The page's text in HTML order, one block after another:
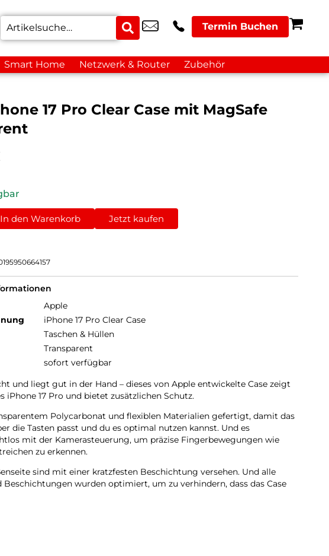
Termin Buchen
Smart Home Netzwerk & Router Zubehör
17 Pro Clear Case mit MagSafe
In den Warenkorb Jetzt kaufen
Apple
iPhone 17 Pro Clear Case
Taschen & Hüllen
Transparent
sofort verfügbar
und liegt gut in der Hand – dieses von Apple entwickelte Case zeigt
iPhone 17 Pro und bietet zusätzlichen Schutz.
Polycarbonat und flexiblen Materialien gefertigt, damit das
die Tasten passt und du es optimal nutzen kannst. Und es
mit der Kamera­steuerung, um präzise Finger­bewegungen wie
zu erkennen.
sind mit einer kratzfesten Beschichtung versehen. Und alle
Beschichtungen wurden optimiert, um zu verhindern, dass das Case